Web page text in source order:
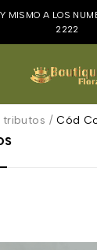
MISMO A LOS
2222
tributos / Cód